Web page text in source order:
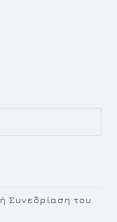
Συνεδρίαση του